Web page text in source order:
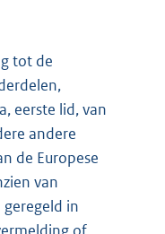
tot de
eerste lid, van
andere
de Europese
van
in